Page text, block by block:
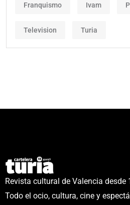
Franquismo Ivam
Television Turia
Revista cultural de Valencia desde
Todo el ocio, cultura, cine y